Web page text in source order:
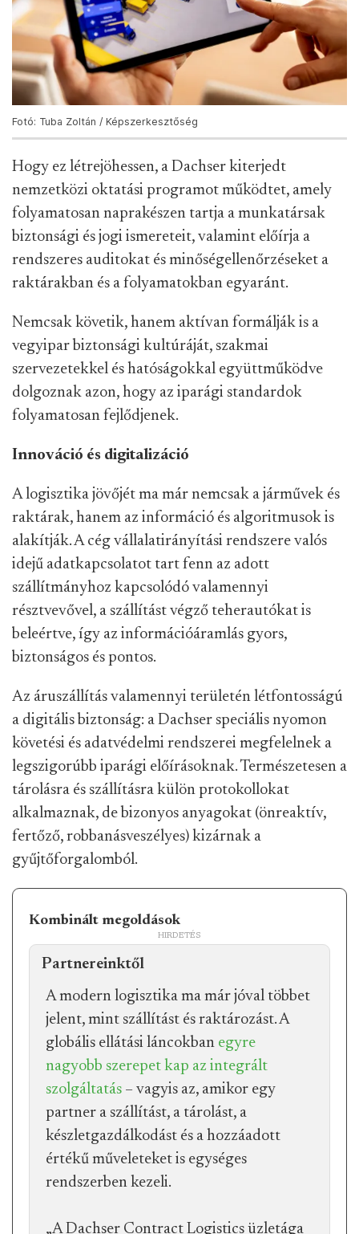
Fotó: Tuba Zoltán / Képszerkesztőség
Hogy ez létrejöhessen, a Dachser kiterjedt
nemzetközi oktatási programot működtet, amely
folyamatosan naprakészen tartja a munkatársak
biztonsági és jogi ismereteit, valamint előírja a
rendszeres auditokat és minőségellenőrzéseket a
raktárakban és a folyamatokban egyaránt.
Nemcsak követik, hanem aktívan formálják is a
vegyipar biztonsági kultúráját, szakmai
szervezetekkel és hatóságokkal együttműködve
dolgoznak azon, hogy az iparági standardok
folyamatosan fejlődjenek.
Innováció és digitalizáció
A logisztika jövőjét ma már nemcsak a járművek és
raktárak, hanem az információ és algoritmusok is
alakítják. A cég vállalatirányítási rendszere valós
idejű adatkapcsolatot tart fenn az adott
szállítmányhoz kapcsolódó valamennyi
résztvevővel, a szállítást végző teherautókat is
beleértve, így az információáramlás gyors,
biztonságos és pontos.
Az áruszállítás valamennyi területén létfontosságú
a digitális biztonság: a Dachser speciális nyomon
követési és adatvédelmi rendszerei megfelelnek a
legszigorúbb iparági előírásoknak. Természetesen a
tárolásra és szállításra külön protokollokat
alkalmaznak, de bizonyos anyagokat (önreaktív,
fertőző, robbanásveszélyes) kizárnak a
gyűjtőforgalomból.
Kombinált megoldások
A modern logisztika ma már jóval többet
jelent, mint szállítást és raktározást. A
globális ellátási láncokban egyre
nagyobb szerepet kap az integrált
szolgáltatás – vagyis az, amikor egy
partner a szállítást, a tárolást, a
készletgazdálkodást és a hozzáadott
értékű műveleteket is egységes
rendszerben kezeli.
„A Dachser Contract Logistics üzletága